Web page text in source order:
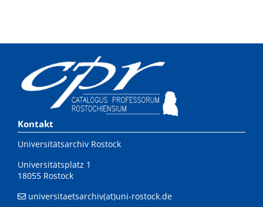
Kontakt
Universitätsarchiv Rostock
Universitätsplatz 1
18055 Rostock
universitaetsarchiv(at)uni-rostock.de